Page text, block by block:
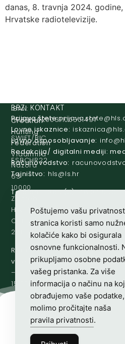
danas, 8. travnja 2024.
Hrvatske radiotelevizije.
Croatian
Hunting
Federation
Vladimira
Nazora
63
10000
Zagreb,
Hrvatska
OIB-
28817560444
Radno
vrijeme:7:00
–
15:00
IBAN:
HR8124020061100501497
SWIFT/BIC
:
ESBCHR22
BRZI KONTAKT
Prijava štete:@etets.avajirp
Lovne iskaznice: @acinzaksi
Lovno osposobljavanje: @ofni
Redakcija/ digitalni mediji:
Računovodstvo:
Tajništvo:
rh.sl
@slh
Telefon: +385 (0)1 48 34 560
Poštujemo vašu
stranica koristi samo
kolačiće kako bi osigurala
osnovne funkcionalnosti.
prikupljamo osobne
vašeg pristanka. Za više
informacija o načinu na
obrađujemo vaše podatke,
molimo pročitajte naša
pravila privatnosti.